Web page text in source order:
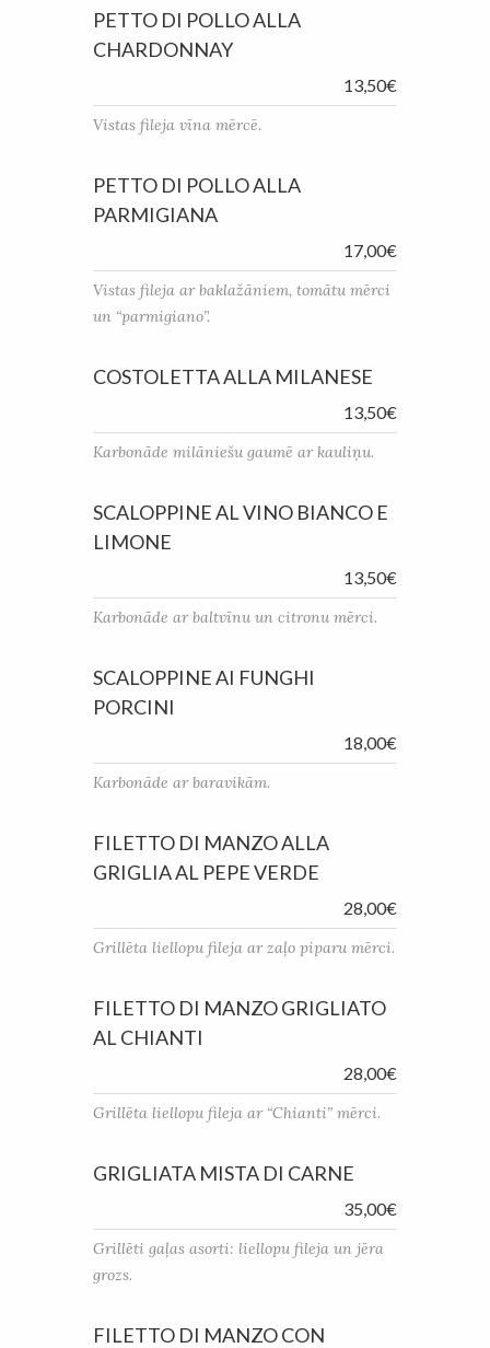
PETTO DI POLLO ALLA
CHARDONNAY
13,50€
Vistas fileja vīna mērcē.
PETTO DI POLLO ALLA
PARMIGIANA
17,00€
Vistas fileja ar baklažāniem, tomātu mērci
un “parmigiano”.
COSTOLETTA ALLA MILANESE
13,50€
Karbonāde milāniešu gaumē ar kauliņu.
SCALOPPINE AL VINO BIANCO E
LIMONE
13,50€
Karbonāde ar baltvīnu un citronu mērci.
SCALOPPINE AI FUNGHI
PORCINI
18,00€
Karbonāde ar baravikām.
FILETTO DI MANZO ALLA
GRIGLIA AL PEPE VERDE
28,00€
Grillēta liellopu fileja ar zaļo piparu mērci.
FILETTO DI MANZO GRIGLIATO
AL CHIANTI
28,00€
Grillēta liellopu fileja ar “Chianti” mērci.
GRIGLIATA MISTA DI CARNE
35,00€
Grillēti gaļas asorti: liellopu fileja un jēra
grozs.
FILETTO DI MANZO CON